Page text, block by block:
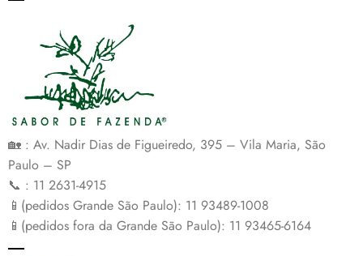
🏡 : Av. Nadir Dias de Figueiredo, 395 – Vila Maria, São
Paulo – SP
📞 : 11 2631-4915
📱(pedidos Grande São Paulo): 11 93489-1008
📱(pedidos fora da Grande São Paulo): 11 93465-6164